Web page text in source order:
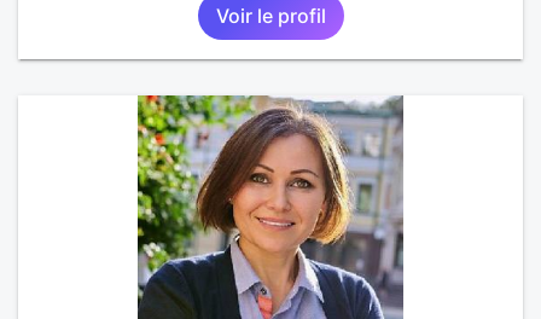
Voir le profil